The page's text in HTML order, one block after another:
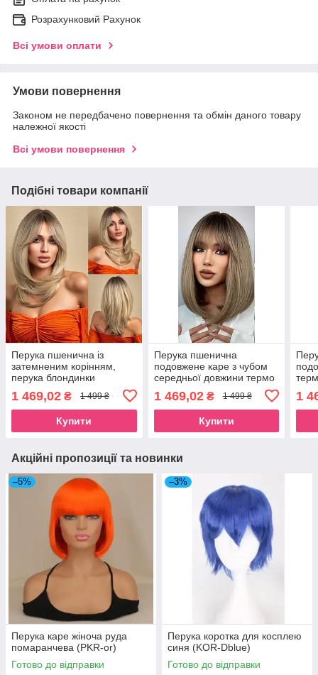
Розрахунковий Рахунок
Всі умови оплати
Умови повернення
Законом не передбачено повернення та обмін даного товару
належної якості
Всі умови повернення
Подібні товари компанії
Перука пшенична із
затемненим корінням,
перука блондинки
1 469,02 ₴ 1 499 ₴
Купити
Перука пшенична
подовжене каре з чубом
середньої довжини термо
1 469,02₴ 1 499 ₴
Купити
1
Акційні пропозиції та новинки
–5%
Перука каре жіноча руда
помаранчева (PKR-or)
Готово до відправки
–3%
Перука коротка для косплею
синя (KOR-Dblue)
Готово до відправки